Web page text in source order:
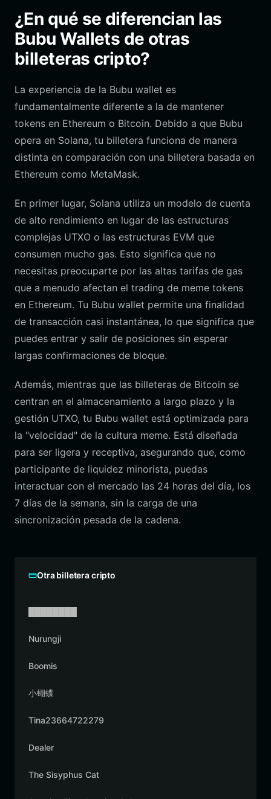
¿En qué se diferencian las
Bubu Wallets de otras
billeteras cripto?
La experiencia de la Bubu wallet es
fundamentalmente diferente a la de mantener
tokens en Ethereum o Bitcoin. Debido a que Bubu
opera en Solana, tu billetera funciona de manera
distinta en comparación con una billetera basada en
Ethereum como MetaMask.
En primer lugar, Solana utiliza un modelo de cuenta
de alto rendimiento en lugar de las estructuras
complejas UTXO o las estructuras EVM que
consumen mucho gas. Esto significa que no
necesitas preocuparte por las altas tarifas de gas
que a menudo afectan el trading de meme tokens
en Ethereum. Tu Bubu wallet permite una finalidad
de transacción casi instantánea, lo que significa que
puedes entrar y salir de posiciones sin esperar
largas confirmaciones de bloque.
Además, mientras que las billeteras de Bitcoin se
centran en el almacenamiento a largo plazo y la
gestión UTXO, tu Bubu wallet está optimizada para
la "velocidad" de la cultura meme. Está diseñada
para ser ligera y receptiva, asegurando que, como
participante de liquidez minorista, puedas
interactuar con el mercado las 24 horas del día, los
7 días de la semana, sin la carga de una
sincronización pesada de la cadena.
Otra billetera cripto
Nurungji
Boomis
小蝴蝶
Tina23664722279
Dealer
The Sisyphus Cat